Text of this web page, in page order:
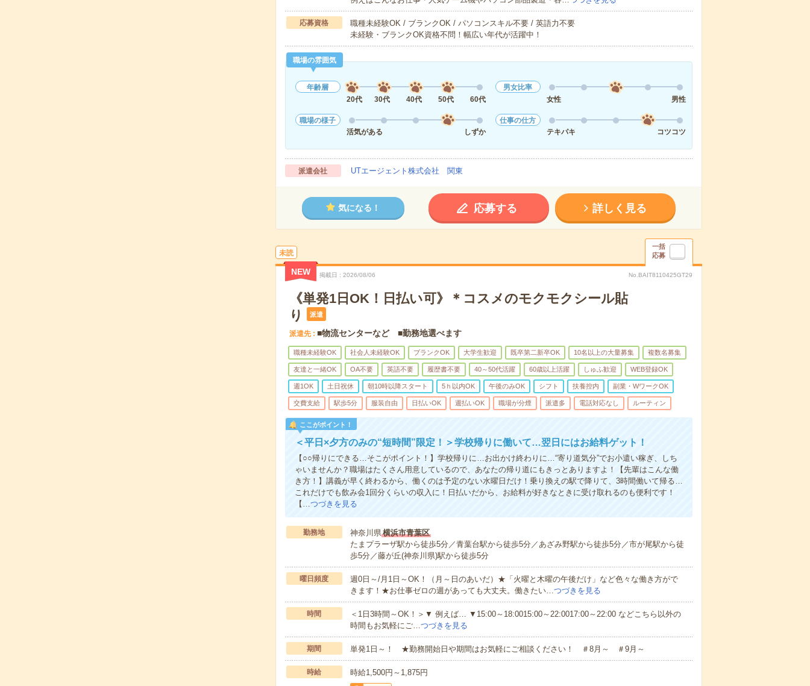
応募資格
職種未経験OK / ブランクOK / パソコンスキル不要 / 英語力不要
未経験・ブランクOK資格不問！幅広い年代が活躍中！
職場の雰囲気
年齢層
20代
30代 40代 50代 60代
男女比率
女性
男性
職場の様子
活気がある
しずか
仕事の仕方
テキパキ
コツコツ
派遣会社 UTエージェント株式会社 関東
気になる！ 応募する 詳しく見る
未読
一括
応募
NEW 掲載日 2026/08/06 No.BAIT8110425GT29
《単発1日OK！日払い可》＊コスメのモクモクシール貼
り
派遣
派遣先 ■物流センターなど ■勤務地選べます
職種未経験OK 社会人未経験OK ブランクOK 大学生歓迎 既卒第二新卒OK 10名以上の大量募集 複数名募集
友達と一緒OK OA不要 英語不要 履歴書不要 40～50代活躍 60歳以上活躍 しゅふ歓迎 WEB登録OK
週1OK 土日祝休 朝10時以降スタート 5ｈ以内OK 午後のみOK シフト 扶養控内 副業・WワークOK
交費支給 駅歩5分 服装自由 日払いOK 週払いOK 職場が分煙 派遣多 電話対応なし ルーティン
ここがポイント！
＜平日×夕方のみの“短時間”限定！＞学校帰りに働いて…翌日にはお給料ゲット！
【○○帰りにできる…そこがポイント！】学校帰りに…お出かけ終わりに…“寄り道気分”でお小遣い稼ぎ、しち
ゃいませんか？職場はたくさん用意しているので、あなたの帰り道にもきっとありますよ！【先輩はこんな働
き方！】講義が早く終わるから、働くのは予定のない水曜日だけ！乗り換えの駅で降りて、3時間働いて帰る…
これだけでも飲み会1回分くらいの収入に！日払いだから、お給料が好きなときに受け取れるのも便利です！
【…つづきを見る
勤務地 神奈川県横浜市青葉区
たまプラーザ駅から徒歩5分／青葉台駅から徒歩5分／あざみ野駅から徒歩5分／市が尾駅から徒
歩5分／藤が丘(神奈川県)駅から徒歩5分
曜日頻度
週0日～/月1日～OK！（月～日のあいだ）★「火曜と木曜の午後だけ」など色々な働き方がで
きます！★お仕事ゼロの週があっても大丈夫。働きたい…つづきを見る
時間
＜1日3時間～OK！＞▼ 例えば… ▼15:00～18:0015:00～22:0017:00～22:00 などこちら以外の
時間もお気軽にご…つづきを見る
期間 単発1日～！ ★勤務開始日や期間はお気軽にご相談ください！ ＃8月～ ＃9月～
時給 時給1,500円～1,875円